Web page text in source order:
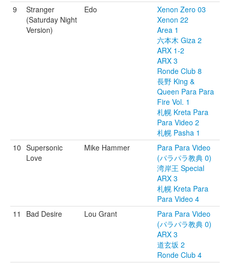
9
Stranger
(Saturday Night
Version)
Edo
Xenon Zero 03
Xenon 22
Area 1
六本木 Giza 2
ARX 1-2
ARX 3
Ronde Club 8
長野 King &
Queen Para Para
Fire Vol. 1
札幌 Kreta Para
Para Video 2
札幌 Pasha 1
10 Supersonic
Love
Mike Hammer
Para Para Video
(パラパラ教典 0)
湾岸王 Special
ARX 3
札幌 Kreta Para
Para Video 4
11
Bad Desire Lou Grant
Para Para Video
(パラパラ教典 0)
ARX 3
道玄坂 2
Ronde Club 4